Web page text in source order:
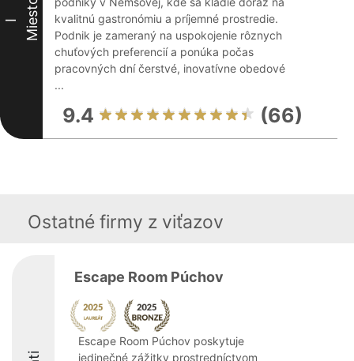
I Miesto
kvalitnú gastronómiu a príjemné prostredie.
Podnik je zameraný na uspokojenie rôznych
chuťových preferencií a ponúka počas
pracovných dní čerstvé, inovatívne obedové
...
9.4 (66)
Ostatné firmy z viťazov
Escape Room Púchov
Escape Room Púchov poskytuje
jedinečné zážitky prostredníctvom